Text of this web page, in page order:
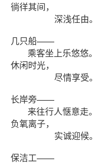
徜徉其间，
深浅任由。
几只船——
乘客坐上乐悠悠。
休闲时光，
尽情享受。
长岸旁——
来往行人惬意走。
负氧离子，
实诚迎候。
保洁工——